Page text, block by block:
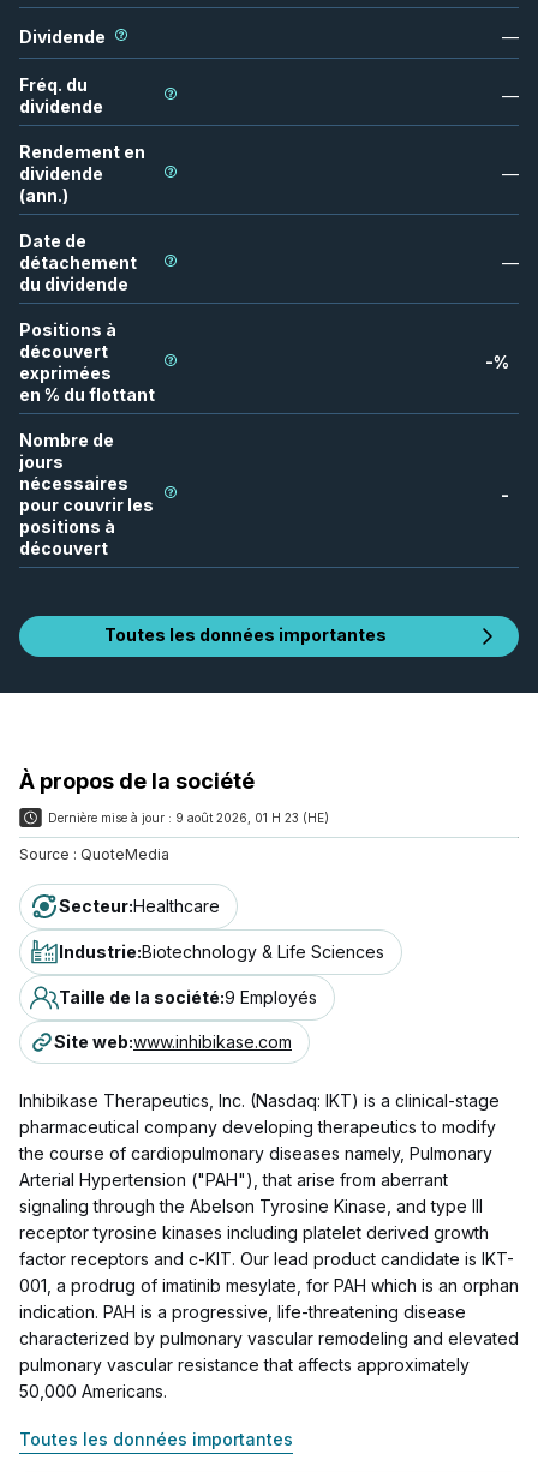
Dividende —
Fréq. du
dividende
—
Rendement en
dividende
(ann.)
—
Date de
détachement
du dividende
—
Positions à
découvert
exprimées
en % du flottant
-%
Nombre de
jours
nécessaires
pour couvrir les
positions à
découvert
-
Toutes les données importantes
À propos de la société
Dernière mise à jour : 9 août 2026, 01 H 23 (HE)
Source : QuoteMedia
Secteur:Healthcare
Industrie:Biotechnology & Life Sciences
Taille de la société:9 Employés
Site web:www.inhibikase.com
Inhibikase Therapeutics, Inc. (Nasdaq: IKT) is a clinical-stage
pharmaceutical company developing therapeutics to modify
the course of cardiopulmonary diseases namely, Pulmonary
Arterial Hypertension ("PAH"), that arise from aberrant
signaling through the Abelson Tyrosine Kinase, and type III
receptor tyrosine kinases including platelet derived growth
factor receptors and c-KIT. Our lead product candidate is IKT-
001, a prodrug of imatinib mesylate, for PAH which is an orphan
indication. PAH is a progressive, life-threatening disease
characterized by pulmonary vascular remodeling and elevated
pulmonary vascular resistance that affects approximately
50,000 Americans.
Toutes les données importantes